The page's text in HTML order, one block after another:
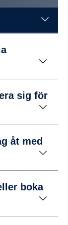
sig för
åt med
boka